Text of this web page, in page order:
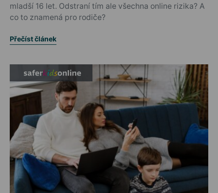
mladší 16 let. Odstraní tím ale všechna online rizika? A
co to znamená pro rodiče?
Přečíst článek